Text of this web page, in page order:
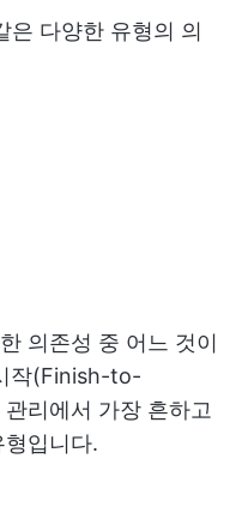
은 다양한 유형의 의
의존성 중 어느 것이
작(Finish-to-
리에서 가장 흔하고
입니다.